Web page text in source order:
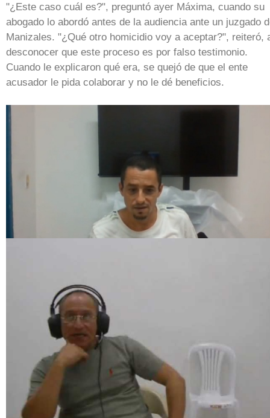
"¿Este caso cuál es?", preguntó ayer Máxima, cuando su
abogado lo abordó antes de la audiencia ante un juzgado
Manizales. "¿Qué otro homicidio voy a aceptar?", reiteró,
desconocer que este proceso es por falso testimonio.
Cuando le explicaron qué era, se quejó de que el ente
acusador le pida colaborar y no le dé beneficios.